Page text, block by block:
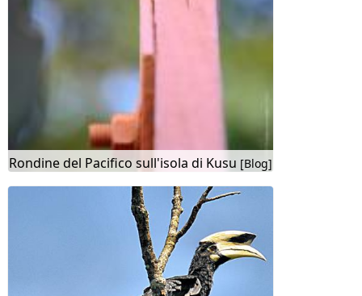
Rondine del Pacifico sull'isola di Kusu [Blog]